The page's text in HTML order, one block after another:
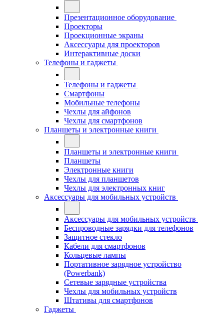
Презентационное оборудование
Проекторы
Проекционные экраны
Аксессуары для проекторов
Интерактивные доски
Телефоны и гаджеты
Телефоны и гаджеты
Смартфоны
Мобильные телефоны
Чехлы для айфонов
Чехлы для смартфонов
Планшеты и электронные книги
Планшеты и электронные книги
Планшеты
Электронные книги
Чехлы для планшетов
Чехлы для электронных книг
Аксессуары для мобильных устройств
Аксессуары для мобильных устройств
Беспроводные зарядки для телефонов
Защитное стекло
Кабели для смартфонов
Кольцевые лампы
Портативное зарядное устройство
(Powerbank)
Сетевые зарядные устройства
Чехлы для мобильных устройств
Штативы для смартфонов
Гаджеты